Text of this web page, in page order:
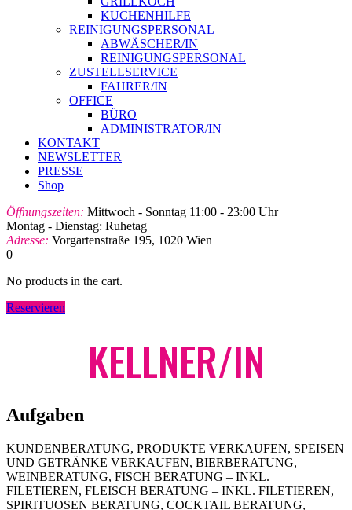
KUCHENHILFE
REINIGUNGSPERSONAL
ABWÄSCHER/IN
REINIGUNGSPERSONAL
ZUSTELLSERVICE
FAHRER/IN
OFFICE
BÜRO
ADMINISTRATOR/IN
KONTAKT
NEWSLETTER
PRESSE
Shop
Öffnungszeiten: Mittwoch - Sonntag 11:00 - 23:00 Uhr
Montag - Dienstag: Ruhetag
Adresse: Vorgartenstraße 195, 1020 Wien
0
No products in the cart.
Reservieren
KELLNER/IN
Aufgaben
KUNDENBERATUNG, PRODUKTE VERKAUFEN, SPEISEN
UND GETRÄNKE VERKAUFEN, BIERBERATUNG,
WEINBERATUNG, FISCH BERATUNG – INKL.
FILETIEREN, FLEISCH BERATUNG – INKL. FILETIEREN,
SPIRITUOSEN BERATUNG, COCKTAIL BERATUNG,